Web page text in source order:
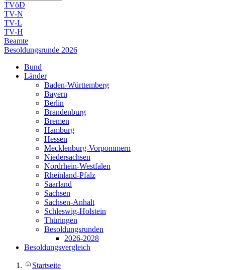
TVöD
TV-N
TV-L
TV-H
Beamte
Besoldungsrunde 2026
Bund
Länder
Baden-Württemberg
Bayern
Berlin
Brandenburg
Bremen
Hamburg
Hessen
Mecklenburg-Vorpommern
Niedersachsen
Nordrhein-Westfalen
Rheinland-Pfalz
Saarland
Sachsen
Sachsen-Anhalt
Schleswig-Holstein
Thüringen
Besoldungsrunden
2026-2028
Besoldungsvergleich
Startseite